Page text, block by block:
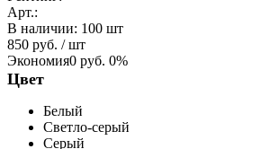
Арт.:
В наличии: 100 шт
850 руб. / шт
Экономия0 руб. 0%
Цвет
Белый
Светло-серый
Серый